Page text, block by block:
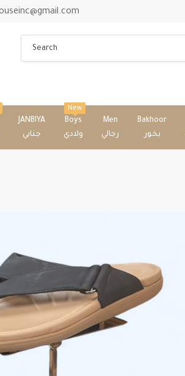
JANBIYA
جنابي
Boys
ولادي
New
Men
رجالي
Bakhoor
بخور